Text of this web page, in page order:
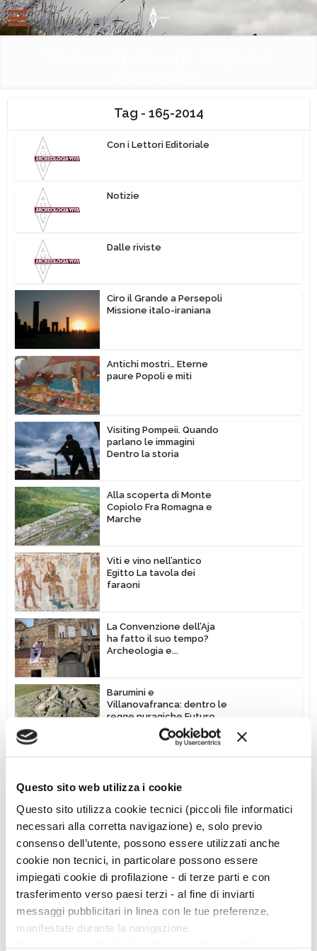
Questo sito web utilizza i cookie
Questo sito utilizza cookie tecnici (piccoli file informatici
necessari alla corretta navigazione) e, solo previo
consenso dell’utente, possono essere utilizzati anche
cookie non tecnici, in particolare possono essere
impiegati cookie di profilazione - di terze parti e con
trasferimento verso paesi terzi - al fine di inviarti
messaggi pubblicitari in linea con le tue preferenze,
manifestate durante la navigazione.
Tag - 165-2014
Con i Lettori Editoriale
Notizie
Dalle riviste
Ciro il Grande a Persepoli
Missione italo-iraniana
Antichi mostri… Eterne
paure Popoli e miti
Visiting Pompeii. Quando
parlano le immagini
Dentro la storia
Alla scoperta di Monte
Copiolo Fra Romagna e
Marche
Viti e vino nell’antico
Egitto La tavola dei
faraoni
La Convenzione dell’Aja
ha fatto il suo tempo?
Archeologia e...
Barumini e
Villanovafranca: dentro le
regge nuragiche Futuro
Ciclo di conferenze